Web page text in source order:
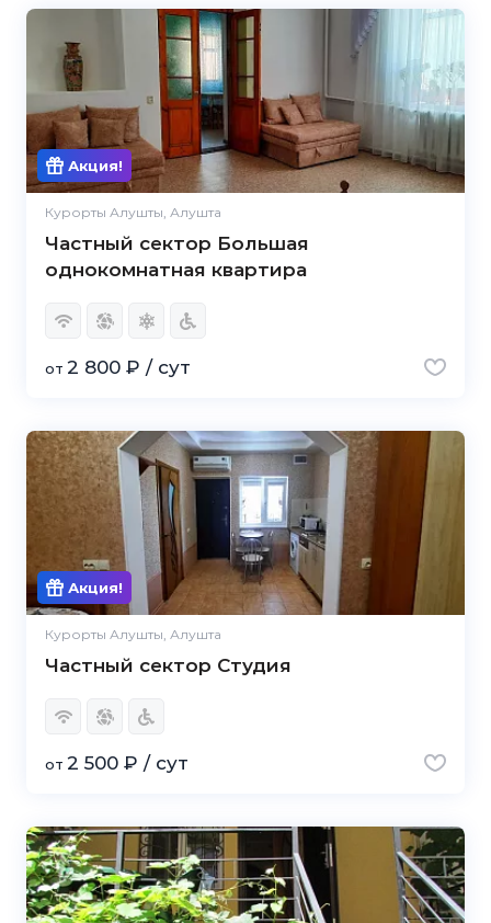
Акция!
Курорты Алушты, Алушта
Частный сектор Большая
однокомнатная квартира
от 2 800 ₽ / сут
Акция!
Курорты Алушты, Алушта
Частный сектор Студия
от 2 500 ₽ / сут